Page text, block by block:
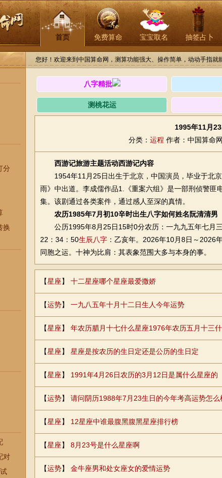
首页 免费算命 宝宝取名 抽签占卜
您好！欢迎来到中国算命网，测算功能强大、操作简单，动动手指就
分
换
对
八字精批
测桃花运
1995年11月
分类： 运程 作者：中国算命网
西游记旅游主题活动西游记内容
1954年11月25日出生于北京，中国演员，毕业于北京
雨》中出道。李成儒作品1.《重案六组》是一部刑侦警
集。该剧通过各类案件，通过感人至深的真情。
农历1985年7月初10辛时出生八字如何姓名阮清清男
公历1995年8月25日15时0分农历：一九九五年七月
22：34：50生辰八字 ：乙亥年。2026年10月8日～2026
同胞之运。十神为比肩：其表象范围大多与本身的事。
【星座】 十二星座哪个星座最爱撒娇
【运势】 一九八五年十月十二日生人今年运势
【星座】 年农历腊月十七什么星座1976年农历五月十三
【星座】 星座是按农历的生日定还是公历的生日定
【星座】 1991年4月26日农历的3月12日是属什么星座的
【运势】 请问阴历1988年7月23生日的今年考高运势怎么
【星座】 12星座中谁最腹黑腹黑星座排行榜
【星座】 8月23号是什么星座啊
【运势】 金牛座男和处女座女的爱情运势